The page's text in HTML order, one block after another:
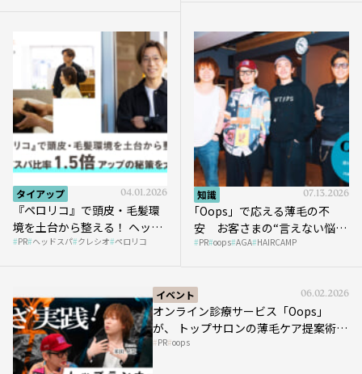
タイアップ 04.01.2026
『ペロリコ』で頭皮・毛髪環
境を土台から整える！ ヘッド
スパ比率1.5倍アップの秘策を
PR ヘッドスパ クレシオ ペロリコ
知識 07.13.2026
｢Oops」で応える薄毛の不
安 お客さまの“言えない悩
み”にどう向き合う？ ＃01
PR oops AGA HAIRCAMP
イベント 06.02.2026
オンライン診療サービス「Oops」
が、 トップサロンの薄毛ケア提案術を
HAIRCAMPで公開！
PR oops